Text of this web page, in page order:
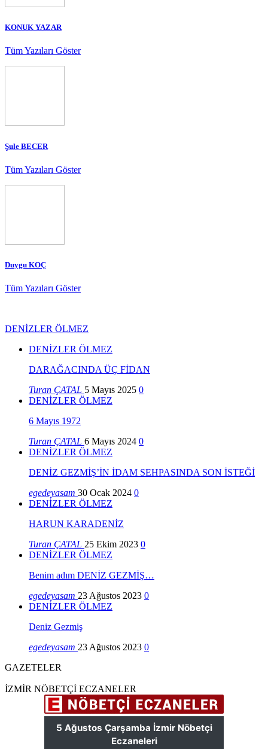
KONUK YAZAR
Tüm Yazıları Göster
Şule BECER
Tüm Yazıları Göster
Duygu KOÇ
Tüm Yazıları Göster
DENİZLER ÖLMEZ
DENİZLER ÖLMEZ
DARAĞACINDA ÜÇ FİDAN
Turan ÇATAL 5 Mayıs 2025 0
DENİZLER ÖLMEZ
6 Mayıs 1972
Turan ÇATAL 6 Mayıs 2024 0
DENİZLER ÖLMEZ
DENİZ GEZMİŞ’İN İDAM SEHPASINDA SON İSTEĞİ
egedeyasam 30 Ocak 2024 0
DENİZLER ÖLMEZ
HARUN KARADENİZ
Turan ÇATAL 25 Ekim 2023 0
DENİZLER ÖLMEZ
Benim adım DENİZ GEZMİŞ…
egedeyasam 23 Ağustos 2023 0
DENİZLER ÖLMEZ
Deniz Gezmiş
egedeyasam 23 Ağustos 2023 0
GAZETELER
İZMİR NÖBETÇİ ECZANELER